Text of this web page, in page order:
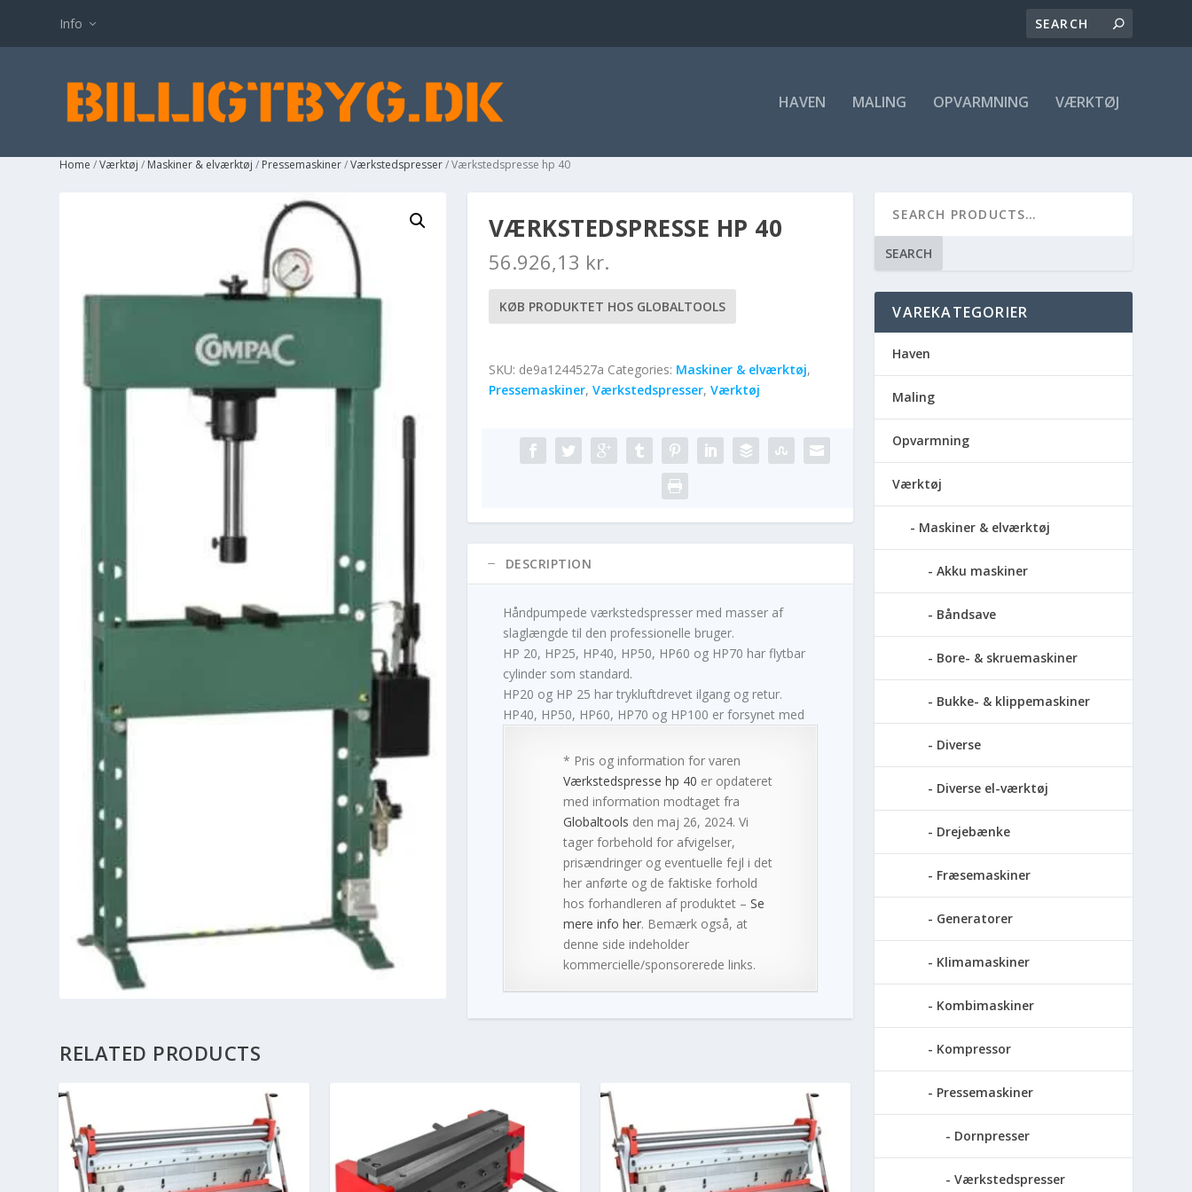
Info
HAVEN MALING OPVARMNING VÆRKTØJ
Home /Værktøj / Maskiner & elværktøj / Pressemaskiner/Værkstedspresser/ Værkstedspresse hp 40
VÆRKSTEDSPRESSE HP 40
56.926,13 kr.
KØB PRODUKTET HOS GLOBALTOOLS
SKU: de9a1244527a Categories: Maskiner & elværktøj,
Pressemaskiner, Værkstedspresser, Værktøj
DESCRIPTION
Håndpumpede værkstedspresser med masser af
slaglængde til den professionelle bruger.
HP 20, HP25, HP40, HP50, HP60 og HP70 har flytbar
cylinder som standard.
HP20 og HP 25 har trykluftdrevet ilgang og retur.
HP40, HP50, HP60, HP70 og HP100 er forsynet med
* Pris og information for varen
Værkstedspresse hp 40 er opdateret
med information modtaget fra
Globaltools den maj 26, 2024. Vi
tager forbehold for afvigelser,
prisændringer og eventuelle fejl i det
her anførte og de faktiske forhold
hos forhandleren af produktet – Se
mere info her. Bemærk også, at
denne side indeholder
kommercielle/sponsorerede links.
RELATED PRODUCTS
SEARCH
VAREKATEGORIER
Haven
Maling
Opvarmning
Værktøj
Maskiner & elværktøj
Akku maskiner
Båndsave
Bore- & skruemaskiner
Bukke- & klippemaskiner
Diverse
Diverse el-værktøj
Drejebænke
Fræsemaskiner
Generatorer
Klimamaskiner
Kombimaskiner
Kompressor
Pressemaskiner
Dornpresser
Værkstedspresser